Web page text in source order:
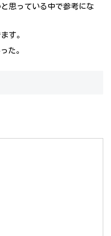
思っている中で参考にな
す。
た。